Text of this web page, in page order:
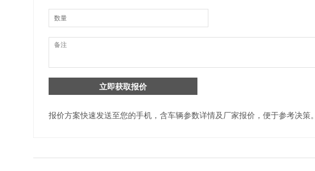
报价方案快速发送至您的手机，含车辆参数详情及厂家报价，便于参考决策。